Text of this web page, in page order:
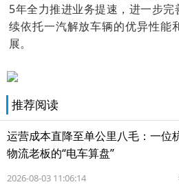
5年全力推进业务提速，进一步
续依托一汽解放车辆的优异性能
展。
推荐阅读
运营成本直降至单公里八毛：一位
物流老板的“电车算盘”
2026-08-03 11:06:14